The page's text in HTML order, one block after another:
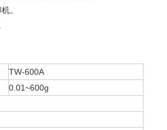
。
TW-600A
0.01~600g